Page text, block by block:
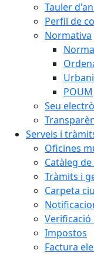
Tauler
Perfil de
Normativa
POUM
Seu
Serveis i
Oficines
Catàleg de
Tràmits i
Carpeta
Impostos
Factura